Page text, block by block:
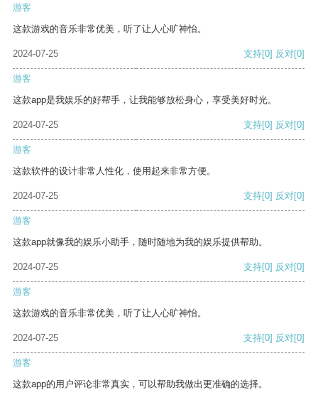
游客
这款游戏的音乐非常优美，听了让人心旷神怡。
2024-07-25 支持[0] 反对[0]
游客
这款app是我娱乐的好帮手，让我能够放松身心，享受美好时光。
2024-07-25 支持[0] 反对[0]
游客
这款软件的设计非常人性化，使用起来非常方便。
2024-07-25 支持[0] 反对[0]
游客
这款app就像我的娱乐小助手，随时随地为我的娱乐提供帮助。
2024-07-25 支持[0] 反对[0]
游客
这款游戏的音乐非常优美，听了让人心旷神怡。
2024-07-25 支持[0] 反对[0]
游客
这款app的用户评论非常真实，可以帮助我做出更准确的选择。